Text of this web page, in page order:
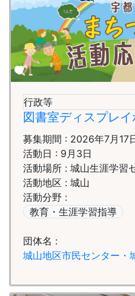
行政等
図書室ディスプレ
募集期間 : 2026年7月17
活動日 : 9月3日
活動場所 : 城山生涯学習
活動地区 : 城山
活動分野 :
教育・生涯学習指導
団体名 :
城山地区市民センター・